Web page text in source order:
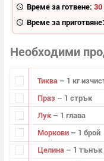
Време за готвене:
Време за приготвяне:
Необходими
Тиква – 1 кг
Праз – 1 стрък
Лук – 1 глава
Моркови – 1 брой
Целина – 1 тънък